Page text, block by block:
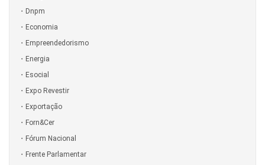
Dnpm
Economia
Empreendedorismo
Energia
Esocial
Expo Revestir
Exportação
Forn&Cer
Fórum Nacional
Frente Parlamentar